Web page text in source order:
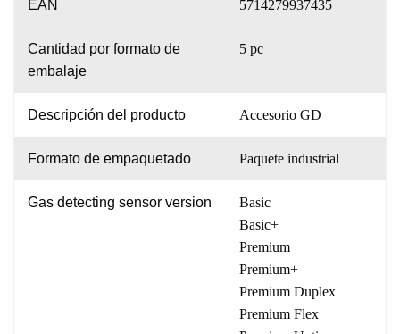
EAN 5714279937435
Cantidad por formato de
embalaje
5 pc
Descripción del producto Accesorio GD
Formato de empaquetado Paquete industrial
Gas detecting sensor version
Basic
Basic+
Premium
Premium+
Premium Duplex
Premium Flex